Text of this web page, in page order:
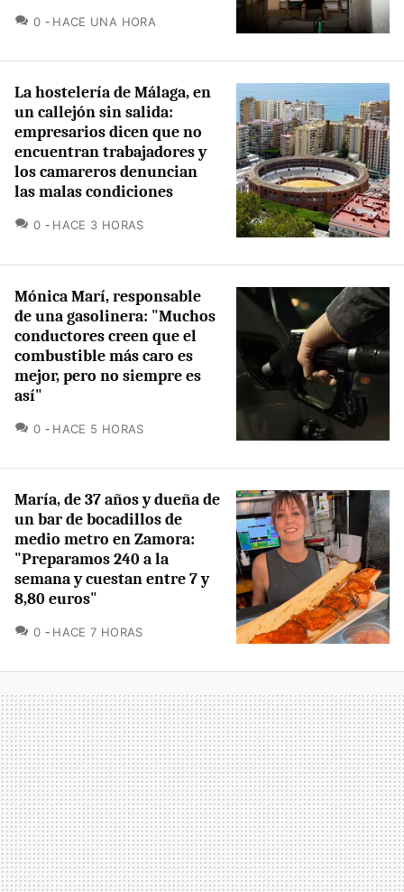
0 COMENTARIOS
HACE UNA HORA
La hostelería de Málaga, en
un callejón sin salida:
empresarios dicen que no
encuentran trabajadores y
los camareros denuncian
las malas condiciones
0 COMENTARIOS
HACE 3 HORAS
Mónica Marí, responsable
de una gasolinera: "Muchos
conductores creen que el
combustible más caro es
mejor, pero no siempre es
así"
0 COMENTARIOS
HACE 5 HORAS
María, de 37 años y dueña de
un bar de bocadillos de
medio metro en Zamora:
"Preparamos 240 a la
semana y cuestan entre 7 y
8,80 euros"
0 COMENTARIOS
HACE 7 HORAS